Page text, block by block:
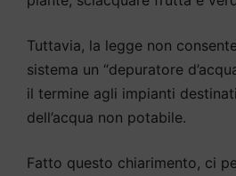
Tuttavia, la legge non
sistema un “depuratore
il termine agli impianti
dell’acqua non potabile.
Fatto questo chiarimento, ci